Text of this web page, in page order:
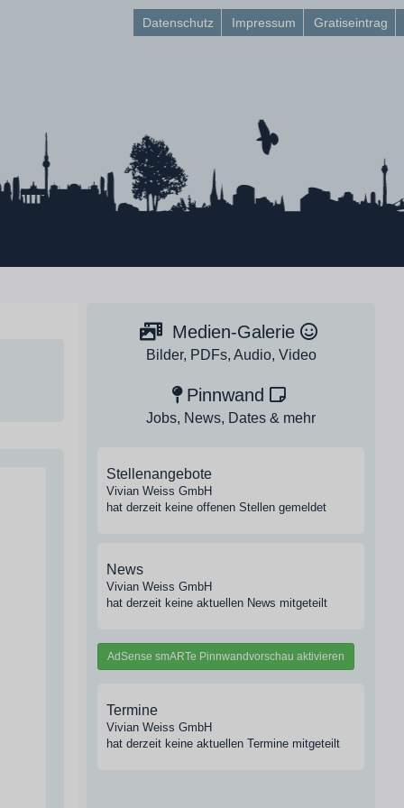
Datenschutz Impressum Gratiseintrag
Medien-Galerie
Bilder, PDFs, Audio, Video
Pinnwand
Jobs, News, Dates & mehr
Stellenangebote
Vivian Weiss GmbH
hat derzeit keine offenen Stellen gemeldet
News
Vivian Weiss GmbH
hat derzeit keine aktuellen News mitgeteilt
AdSense smARTe Pinnwandvorschau aktivieren
Termine
Vivian Weiss GmbH
hat derzeit keine aktuellen Termine mitgeteilt